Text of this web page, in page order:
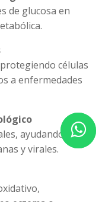
de glucosa en
células
a enfermedades
ayudando a
y virales.